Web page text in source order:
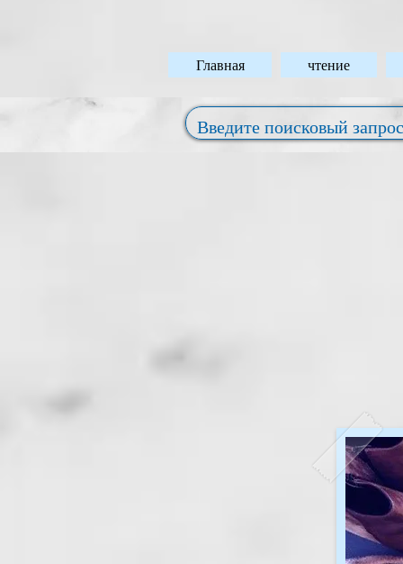
Главная чтение